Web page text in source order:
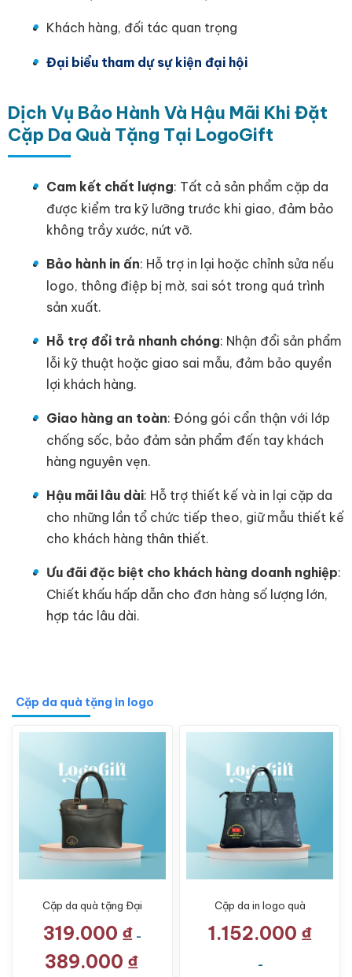
Khách hàng, đối tác quan trọng
Đại biểu tham dự sự kiện đại hội
Dịch Vụ Bảo Hành Và Hậu Mãi Khi Đặt
Cặp Da Quà Tặng Tại LogoGift
Cam kết chất lượng: Tất cả sản phẩm cặp da
được kiểm tra kỹ lưỡng trước khi giao, đảm bảo
không trầy xước, nứt vỡ.
Bảo hành in ấn: Hỗ trợ in lại hoặc chỉnh sửa nếu
logo, thông điệp bị mờ, sai sót trong quá trình
sản xuất.
Hỗ trợ đổi trả nhanh chóng: Nhận đổi sản phẩm
lỗi kỹ thuật hoặc giao sai mẫu, đảm bảo quyền
lợi khách hàng.
Giao hàng an toàn: Đóng gói cẩn thận với lớp
chống sốc, bảo đảm sản phẩm đến tay khách
hàng nguyên vẹn.
Hậu mãi lâu dài: Hỗ trợ thiết kế và in lại cặp da
cho những lần tổ chức tiếp theo, giữ mẫu thiết kế
cho khách hàng thân thiết.
Ưu đãi đặc biệt cho khách hàng doanh nghiệp:
Chiết khấu hấp dẫn cho đơn hàng số lượng lớn,
hợp tác lâu dài.
Cặp da quà tặng in logo
Cặp da quà tặng Đại
FADODA LG-CD07
319.000 ₫ -
389.000 ₫
Cặp da in logo quà
màu đen LG-CD05
1.152.000 ₫
-